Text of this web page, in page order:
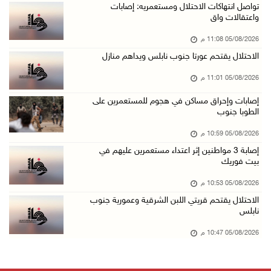
باسم الرئيس: وزير الداخلية يمنح العميد جيسون ...
الاحتلال يقتحم كفر مالك ودير جرير ومستعمرون ي ...
"التربية" تخرج الفوج الأول من مدربي المعلمين ...
05/آب/2026 06:44 م
الهلال الأحمر: 8 إصابات إثر اعتداء الاحتلال ...
مخطط استعماري جديد في "جيلو" يهدد بعزل القدس ...
05/آب/2026 06:10 م
الاحتلال ينصب حاجزًا عسكريًا على مدخل بلدة دي ...
تواصل انتهاكات الاحتلال ومستعمريه: إصابات
واعتقالات واق
05/08/2026 11:08 م
الاحتلال يقتحم عورتا جنوب نابلس ويداهم منازل
05/08/2026 11:01 م
إصابات وإحراق مساكن في هجوم للمستعمرين على
الطوبا جنوب
05/08/2026 10:59 م
إصابة 3 مواطنين إثر اعتداء مستعمرين عليهم في
بيت فوريك
05/08/2026 10:53 م
الاحتلال يقتحم قريتي اللبن الشرقية وعمورية جنوب
نابلس
05/08/2026 10:47 م